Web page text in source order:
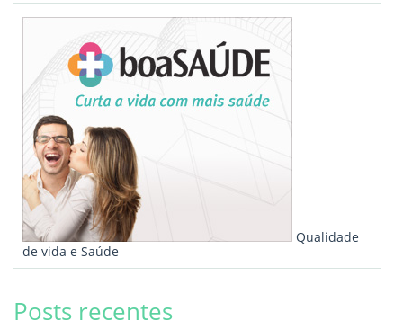
Qualidade
de vida e Saúde
Posts recentes